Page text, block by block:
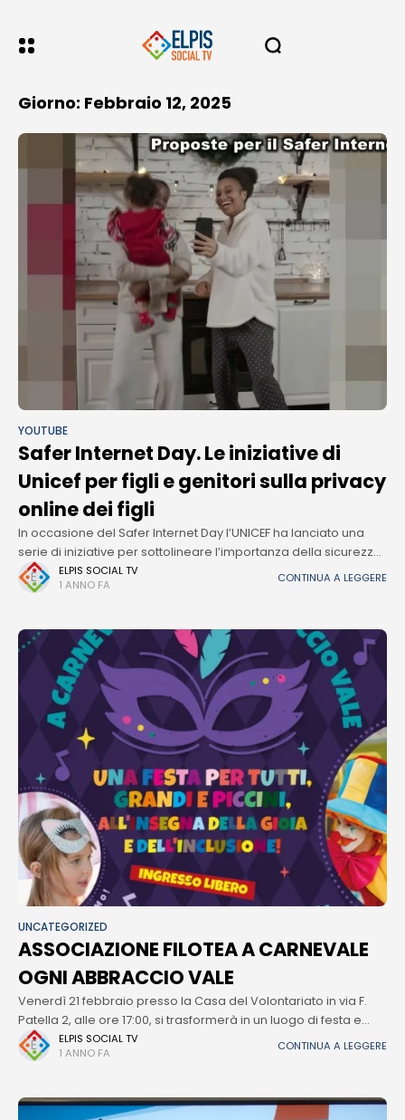
Giorno: Febbraio 12, 2025
YOUTUBE
Safer Internet Day. Le iniziative di
Unicef per figli e genitori sulla privacy
online dei figli
In occasione del Safer Internet Day l’UNICEF ha lanciato una
serie di iniziative per sottolineare l’importanza della sicurezza
in rete: i consigli rivolti ai genitori sulla privacy online dei propri
ELPIS SOCIAL TV
1 ANNO FA
CONTINUA A LEGGERE
UNCATEGORIZED
ASSOCIAZIONE FILOTEA A CARNEVALE
OGNI ABBRACCIO VALE
Venerdì 21 febbraio presso la Casa del Volontariato in via F.
Patella 2, alle ore 17:00, si trasformerà in un luogo di festa e
condivisione, dove tutti sono invitati a
ELPIS SOCIAL TV
1 ANNO FA
CONTINUA A LEGGERE